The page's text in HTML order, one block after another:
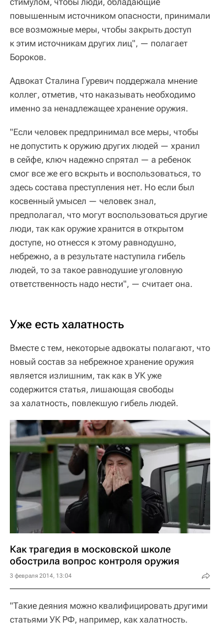
повышенным источником опасности, принимали
все возможные меры, чтобы закрыть доступ
к этим источникам других лиц", — полагает
Бороков.
Адвокат Сталина Гуревич поддержала мнение
коллег, отметив, что наказывать необходимо
именно за ненадлежащее хранение оружия.
"Если человек предпринимал все меры, чтобы
не допустить к оружию других людей — хранил
в сейфе, ключ надежно спрятал — а ребенок
смог все же его вскрыть и воспользоваться, то
здесь состава преступления нет. Но если был
косвенный умысел — человек знал,
предполагал, что могут воспользоваться другие
люди, так как оружие хранится в открытом
доступе, но отнесся к этому равнодушно,
небрежно, а в результате наступила гибель
людей, то за такое равнодушие уголовную
ответственность надо нести", — считает она.
Уже есть халатность
Вместе с тем, некоторые адвокаты полагают, что
новый состав за небрежное хранение оружия
является излишним, так как в УК уже
содержится статья, лишающая свободы
за халатность, повлекшую гибель людей.
Как трагедия в московской школе
обострила вопрос контроля оружия
3 февраля 2014, 13:04
"Такие деяния можно квалифицировать другими
статьями УК РФ, например, как халатность.